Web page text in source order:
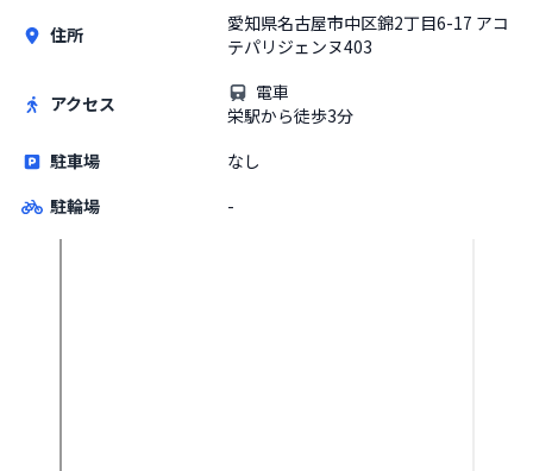
住所
愛知県名古屋市中区錦2丁目6-17 アコ
テパリジェンヌ403
アクセス
電車
栄駅から徒歩3分
駐車場
なし
駐輪場
-